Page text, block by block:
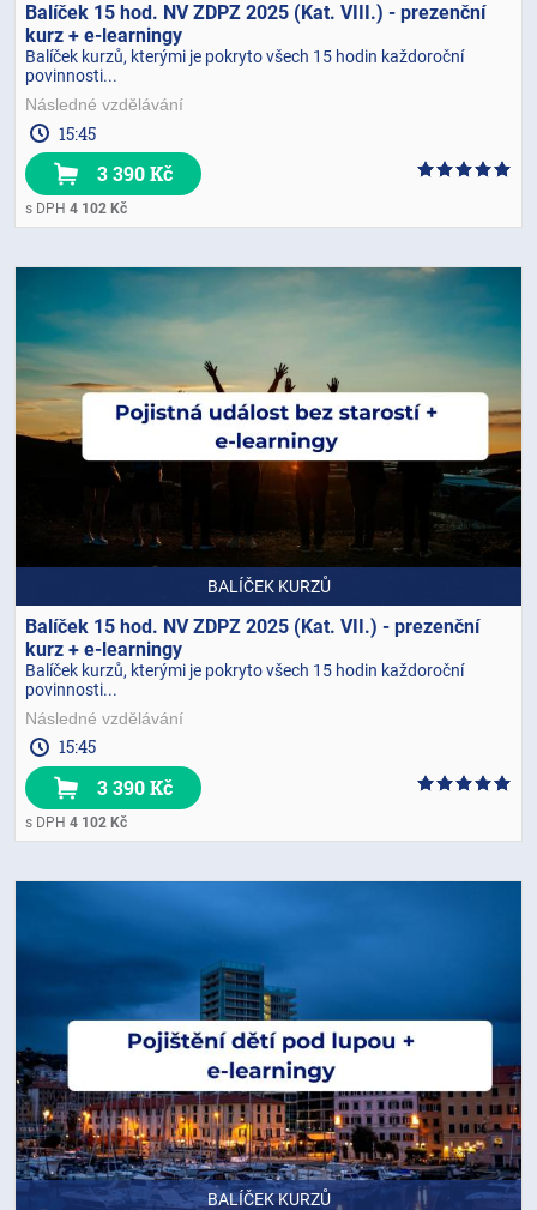
Balíček 15 hod. NV ZDPZ 2025 (Kat. VIII.) - prezenční
kurz + e-learningy
Balíček kurzů, kterými je pokryto všech 15 hodin každoroční
povinnosti...
Následné vzdělávání
15:45
3 390 Kč
s DPH 4 102 Kč
BALÍČEK KURZŮ
Balíček 15 hod. NV ZDPZ 2025 (Kat. VII.) - prezenční
kurz + e-learningy
Balíček kurzů, kterými je pokryto všech 15 hodin každoroční
povinnosti...
Následné vzdělávání
15:45
3 390 Kč
s DPH 4 102 Kč
BALÍČEK KURZŮ